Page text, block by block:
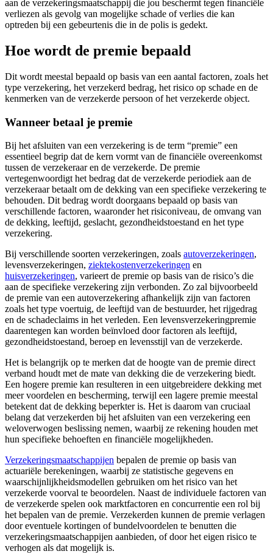
aan de verzekeringsmaatschappij die jou beschermt tegen financiële
verliezen als gevolg van mogelijke schade of verlies die kan
optreden bij een gebeurtenis die in de polis is gedekt.
Hoe wordt de premie bepaald
Dit wordt meestal bepaald op basis van een aantal factoren, zoals het
type verzekering, het verzekerd bedrag, het risico op schade en de
kenmerken van de verzekerde persoon of het verzekerde object.
Wanneer betaal je premie
Bij het afsluiten van een verzekering is de term “premie” een
essentieel begrip dat de kern vormt van de financiële overeenkomst
tussen de verzekeraar en de verzekerde. De premie
vertegenwoordigt het bedrag dat de verzekerde periodiek aan de
verzekeraar betaalt om de dekking van een specifieke verzekering te
behouden. Dit bedrag wordt doorgaans bepaald op basis van
verschillende factoren, waaronder het risiconiveau, de omvang van
de dekking, leeftijd, geslacht, gezondheidstoestand en het type
verzekering.
Bij verschillende soorten verzekeringen, zoals autoverzekeringen,
levensverzekeringen, ziektekostenverzekeringen en
huisverzekeringen, varieert de premie op basis van de risico’s die
aan de specifieke verzekering zijn verbonden. Zo zal bijvoorbeeld
de premie van een autoverzekering afhankelijk zijn van factoren
zoals het type voertuig, de leeftijd van de bestuurder, het rijgedrag
en de schadeclaims in het verleden. Een levensverzekeringpremie
daarentegen kan worden beïnvloed door factoren als leeftijd,
gezondheidstoestand, beroep en levensstijl van de verzekerde.
Het is belangrijk op te merken dat de hoogte van de premie direct
verband houdt met de mate van dekking die de verzekering biedt.
Een hogere premie kan resulteren in een uitgebreidere dekking met
meer voordelen en bescherming, terwijl een lagere premie meestal
betekent dat de dekking beperkter is. Het is daarom van cruciaal
belang dat verzekerden bij het afsluiten van een verzekering een
weloverwogen beslissing nemen, waarbij ze rekening houden met
hun specifieke behoeften en financiële mogelijkheden.
Verzekeringsmaatschappijen bepalen de premie op basis van
actuariële berekeningen, waarbij ze statistische gegevens en
waarschijnlijkheidsmodellen gebruiken om het risico van het
verzekerde voorval te beoordelen. Naast de individuele factoren van
de verzekerde spelen ook marktfactoren en concurrentie een rol bij
het bepalen van de premie. Verzekerden kunnen de premie verlagen
door eventuele kortingen of bundelvoordelen te benutten die
verzekeringsmaatschappijen aanbieden, of door het eigen risico te
verhogen als dat mogelijk is.